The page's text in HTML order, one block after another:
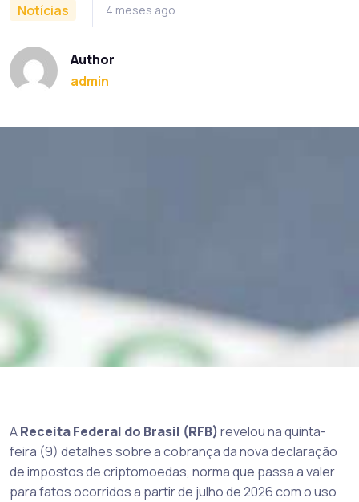
Notícias 4 meses ago
Author
admin
AReceita Federal do Brasil (RFB)revelou na quinta-
feira (9) detalhes sobre a cobrança da nova declaração
de impostos de criptomoedas, norma que passa a valer
para fatos ocorridos a partir de julho de 2026 com o uso